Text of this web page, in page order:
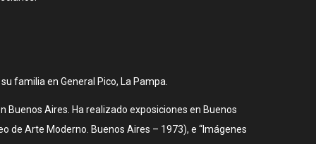
familia en General Pico, La Pampa.
Aires. Ha realizado exposiciones en Buenos
de Arte Moderno. Buenos Aires – 1973), e “Imágenes